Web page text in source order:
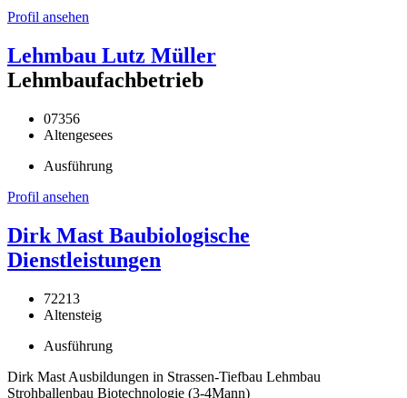
Profil ansehen
Lehmbau Lutz Müller
Lehmbaufachbetrieb
07356
Altengesees
Ausführung
Profil ansehen
Dirk Mast Baubiologische
Dienstleistungen
72213
Altensteig
Ausführung
Dirk Mast Ausbildungen in Strassen-Tiefbau Lehmbau
Strohballenbau Biotechnologie (3-4Mann)